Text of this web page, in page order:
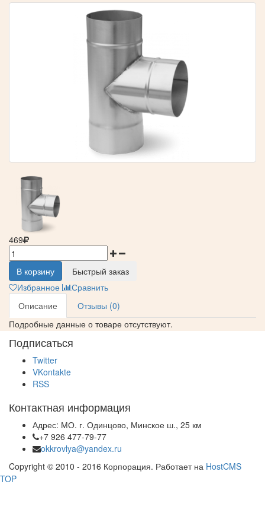
469
В корзину
Быстрый заказ
Избранное
Сравнить
Описание
Отзывы (0)
Подробные данные о товаре отсутствуют.
Подписаться
Twitter
VKontakte
RSS
Контактная информация
Адрес: МО. г. Одинцово, Минское ш., 25 км
+7 926 477-79-77
okkrovlya@yandex.ru
Copyright © 2010 - 2016 Корпорация. Работает на HostCMS
TOP